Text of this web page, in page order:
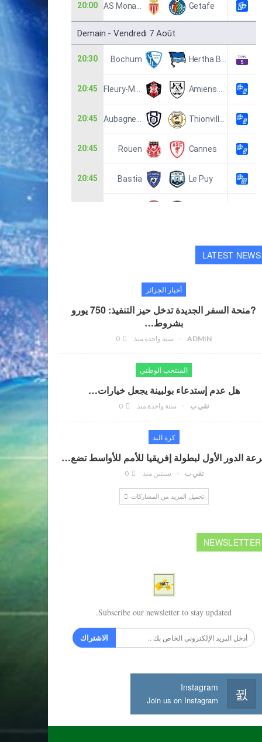
LATEST NEWS
أخبار الجزائر
?منحة السفر الجديدة تدخل حيز التنفيذ: 750 يورو
بشروط…
ADMIN سنة واحدة منذ
المنتخب الوطني
هل عدم إستدعاء بولبينة يجعل خيارات…
تقي ب سنة واحدة منذ
كرة اليد
الدور الأول لبطولة إفريقيا للأمم للأواسط تضع…
تقي ب سنتين منذ 0
تحميل المزيد من المشاركات
NEWSLETTER
Subscribe our newsletter to stay updated.
الاشتراك
Instagram
Join us on Instagram